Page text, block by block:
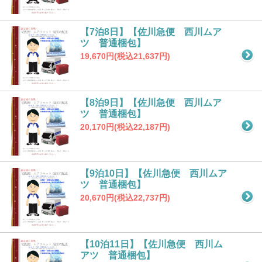
【7泊8日】【佐川急便 西川ムア
ツ 普通梱包】
19,670円(税込21,637円)
【8泊9日】【佐川急便 西川ムア
ツ 普通梱包】
20,170円(税込22,187円)
【9泊10日】【佐川急便 西川ムア
ツ 普通梱包】
20,670円(税込22,737円)
【10泊11日】【佐川急便 西川ム
アツ 普通梱包】